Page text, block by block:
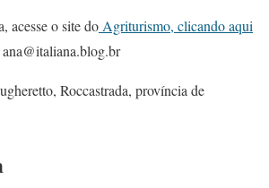
acesse o site doAgriturismo, clicando aqui
Roccastrada, província de